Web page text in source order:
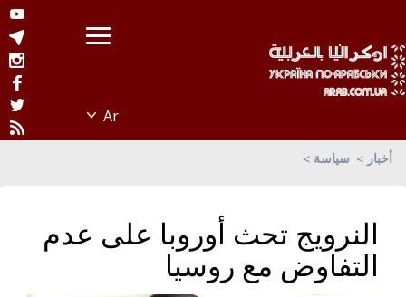
أخبار سياسة
النرويج تحث أوروبا على عدم
التفاوض مع روسيا